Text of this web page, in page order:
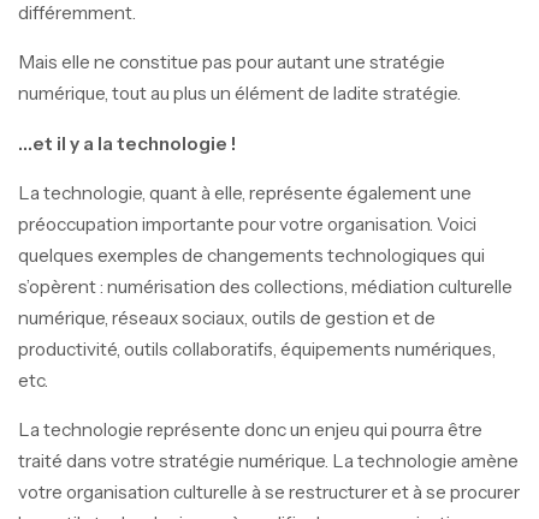
différemment.
Mais elle ne constitue pas pour autant une stratégie
numérique, tout au plus un élément de ladite stratégie.
…et il y a la technologie !
La technologie, quant à elle, représente également une
préoccupation importante pour votre organisation. Voici
quelques exemples de changements technologiques qui
s’opèrent : numérisation des collections, médiation culturelle
numérique, réseaux sociaux, outils de gestion et de
productivité, outils collaboratifs, équipements numériques,
etc.
La technologie représente donc un enjeu qui pourra être
traité dans votre stratégie numérique. La technologie amène
votre organisation culturelle à se restructurer et à se procurer